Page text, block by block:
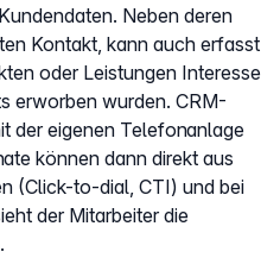
Neben deren
Kontakt, kann auch erfasst
oder Leistungen Interesse
erworben wurden. CRM-
der eigenen Telefonanlage
können dann direkt aus
(Click-to-dial, CTI) und bei
der Mitarbeiter die